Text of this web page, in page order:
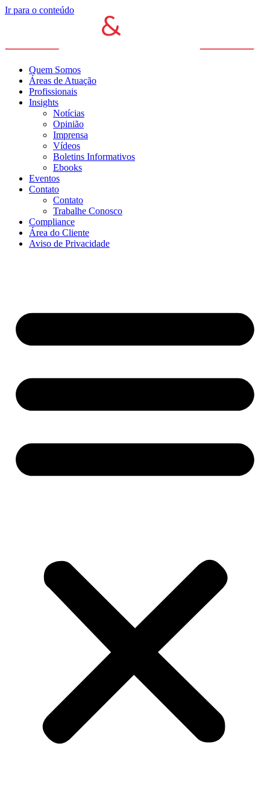
Ir para o conteúdo
Quem Somos
Áreas de Atuação
Profissionais
Insights
Notícias
Opinião
Imprensa
Vídeos
Boletins Informativos
Ebooks
Eventos
Contato
Contato
Trabalhe Conosco
Compliance
Área do Cliente
Aviso de Privacidade